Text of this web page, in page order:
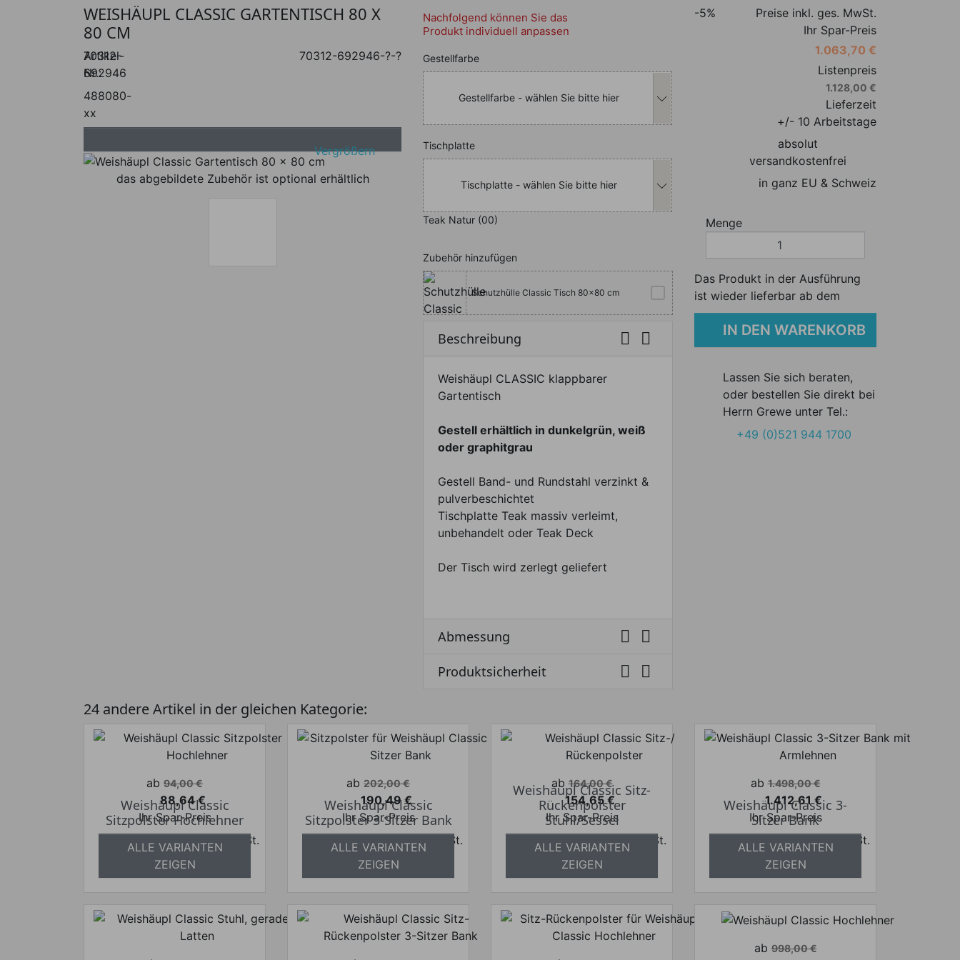
WEISHÄUPL CLASSIC GARTENTISCH 80 X
80 CM
Artikel-
Nr.:
488080-
xx
70312-
692946
70312-692946-?-?
Vergrößern
das abgebildete Zubehör ist optional erhältlich
Nachfolgend können Sie das
Produkt individuell anpassen
Nachfolgend können Sie das Produkt individuell anpassen
Gestellfarbe
Gestellfarbe - wählen Sie bitte hier
Nachfolgend können Sie das Produkt individuell anpassen
Tischplatte
Tischplatte - wählen Sie bitte hier
Teak Natur (00)
Zubehör hinzufügen
Schutzhülle Classic Tisch 80x80 cm
Beschreibung  
Weishäupl CLASSIC klappbarer
Gartentisch
Gestell erhältlich in dunkelgrün, weiß
oder graphitgrau
Gestell Band- und Rundstahl verzinkt &
pulverbeschichtet
Tischplatte Teak massiv verleimt,
unbehandelt oder Teak Deck
Der Tisch wird zerlegt geliefert
Abmessung  
Produktsicherheit  
-5%
Preise inkl. ges. MwSt.
Ihr Spar-Preis
1.063,70 €
Listenpreis
1.128,00 €
Lieferzeit
+/- 10 Arbeitstage
absolut
versandkostenfrei
in ganz EU & Schweiz
Menge
Das Produkt in der Ausführung
ist wieder lieferbar ab dem
IN DEN WARENKORB
Lassen Sie sich beraten,
oder bestellen Sie direkt bei
Herrn Grewe unter Tel.:
+49 (0)521 944 1700
24 andere Artikel in der gleichen Kategorie:
Verkaufspreis
ab 94,00 €
Preis
88,64 €
Ihr Spar-Preis
Preise inkl. ges. MwSt.
absolut versandkostenfrei
Weishäupl Classic
Sitzpolster Hochlehner
ALLE VARIANTEN
ZEIGEN
Verkaufspreis
ab 202,00 €
Preis
190,49 €
Ihr Spar-Preis
Preise inkl. ges. MwSt.
absolut versandkostenfrei
Weishäupl Classic
Sitzpolster 3-Sitzer Bank
ALLE VARIANTEN
ZEIGEN
Verkaufspreis
ab 164,00 €
Preis
154,65 €
Ihr Spar-Preis
Preise inkl. ges. MwSt.
absolut versandkostenfrei
Weishäupl Classic Sitz-
Rückenpolster
Stuhl/Sessel
ALLE VARIANTEN
ZEIGEN
Verkaufspreis
ab 1.498,00 €
Preis
1.412,61 €
Ihr Spar-Preis
Preise inkl. ges. MwSt.
absolut versandkostenfrei
Weishäupl Classic 3-
Sitzer Bank
ALLE VARIANTEN
ZEIGEN
Verkaufspreis
ab 998,00 €